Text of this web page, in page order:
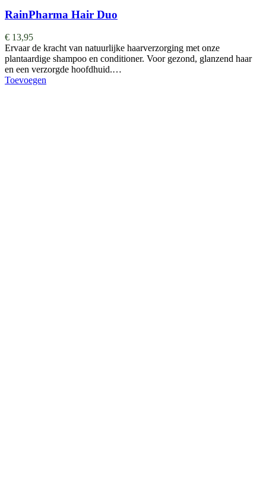
RainPharma Hair Duo
€ 13,95
Ervaar de kracht van natuurlijke haarverzorging met onze
plantaardige shampoo en conditioner. Voor gezond, glanzend haar
en een verzorgde hoofdhuid.…
Toevoegen